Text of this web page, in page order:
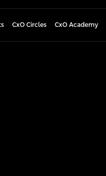
CxO Circles CxO Academy